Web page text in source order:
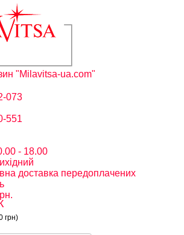
"Milavitsa-ua.com"
073
551
- 18.00
доставка передоплачених
грн)